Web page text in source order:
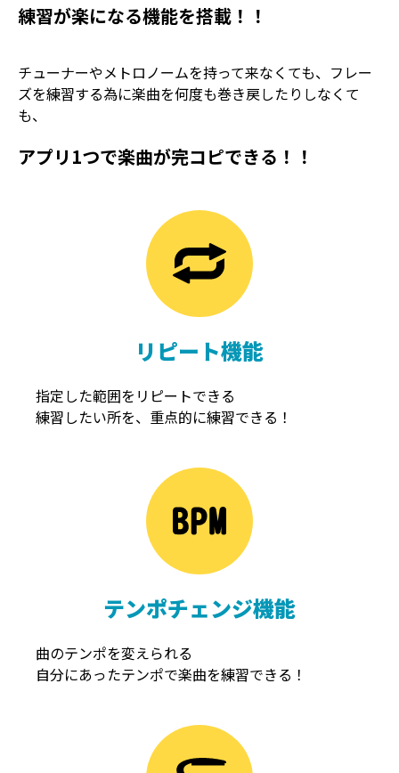
練習が楽になる機能を搭載！！
チューナーやメトロノームを持って来なくても、フレー
ズを練習する為に楽曲を何度も巻き戻したりしなくて
も、
アプリ1つで楽曲が完コピできる！！
リピート機能
指定した範囲をリピートできる
練習したい所を、重点的に練習できる！
テンポチェンジ機能
曲のテンポを変えられる
自分にあったテンポで楽曲を練習できる！